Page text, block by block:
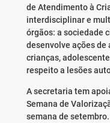
de Atendimento à
interdisciplinar e
órgãos: a sociedade
desenvolve ações de
crianças,
respeito a lesões
A secretaria tem
Semana de
semana de